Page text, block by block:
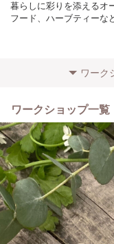
暮らしに彩りを添えるオ
フード、ハーブティーな
初心者の方も大歓迎♪
少人数で開催しています。
ご友人やカップル、ご家
お一人でもお気軽にご参
＜場所・アクセス＞
中崎町/2番出口から徒歩1
ワーク
ワークショップ一覧